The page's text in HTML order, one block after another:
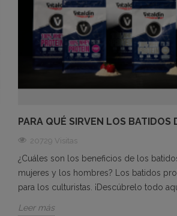
PARA QUÉ SIRVEN LOS BATIDOS
20729 Visitas
¿Cuáles son los beneficios de los
mujeres y los hombres? Los batidos
para los culturistas. ¡Descúbrelo todo
Leer más